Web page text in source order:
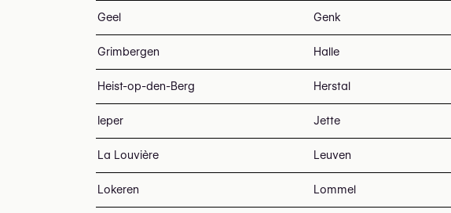
Geel Genk
Grimbergen Halle
Heist-op-den-Berg Herstal
Ieper Jette
La Louvière Leuven
Lokeren Lommel